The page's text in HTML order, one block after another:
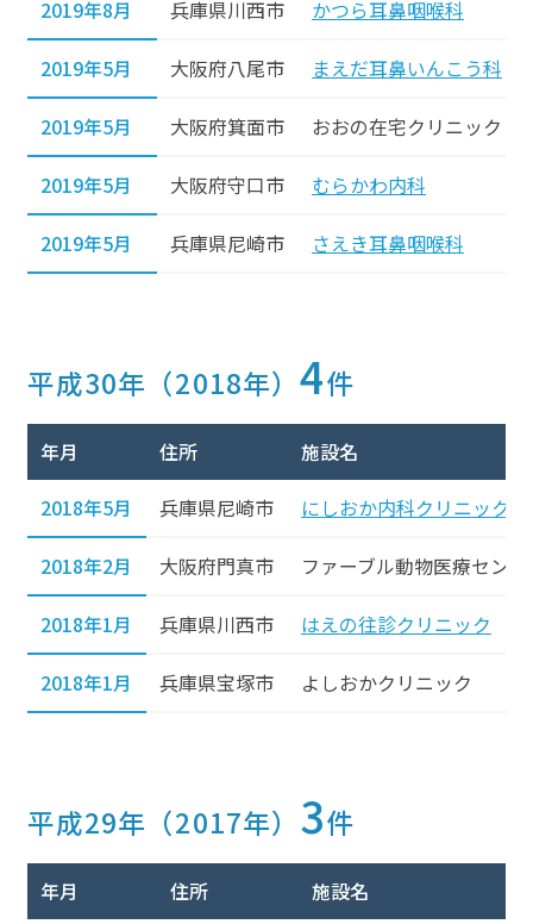
2019年8月 兵庫県川西市 かつら耳鼻咽喉科
2019年5月 大阪府八尾市 まえだ耳鼻いんこう科
2019年5月 大阪府箕面市 おおの在宅クリニック
2019年5月 大阪府守口市 むらかわ内科
2019年5月 兵庫県尼崎市 さえき耳鼻咽喉科
平成30年（2018年）4件
年月 住所 施設名
2018年5月 兵庫県尼崎市 にしおか内科クリニック
2018年2月 大阪府門真市 ファーブル動物医療セン
2018年1月 兵庫県川西市 はえの往診クリニック
2018年1月 兵庫県宝塚市 よしおかクリニック
平成29年（2017年） 3件
年月 住所 施設名